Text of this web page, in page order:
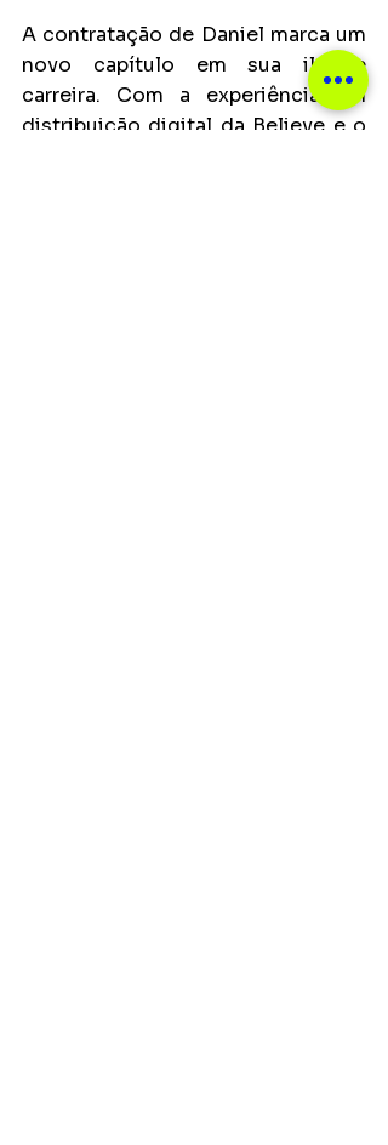
A contratação de Daniel marca um
novo capítulo em sua ilustre
carreira. Com a experiência em
distribuição digital da Believe e o